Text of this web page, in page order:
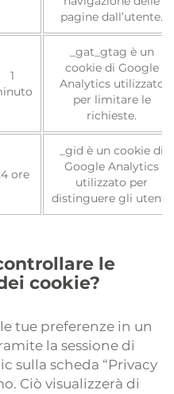
pagine dall’utente.
1
_gat_gtag è un
cookie di Google
Analytics utilizzato
per limitare le
richieste.
ore
_gid è un cookie di
Google Analytics
utilizzato per
distinguere gli utenti.
le
cookie?
tue preferenze in un
la sessione di
sulla scheda “Privacy
Ciò visualizzerà di